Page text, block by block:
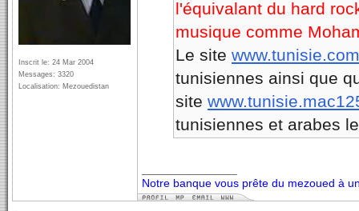
Inscrit le: 24 Mar 2004
Messages: 3320
Localisation: Mezouedistan
l'équivalant du hard
musique comme
Le site www.tunisie.com
tunisiennes ainsi que
site
tunisiennes et arabes
Notre banque vous prête du mezoued à